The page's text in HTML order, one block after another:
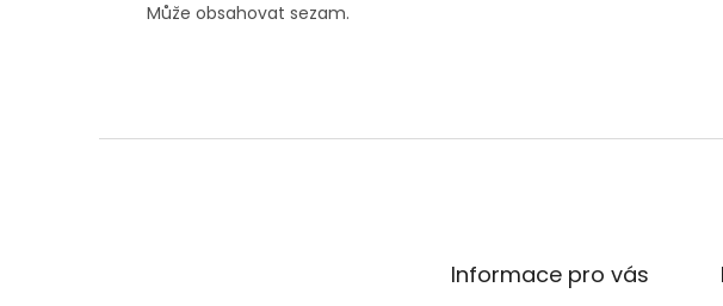
Může obsahovat sezam.
Informace pro vás